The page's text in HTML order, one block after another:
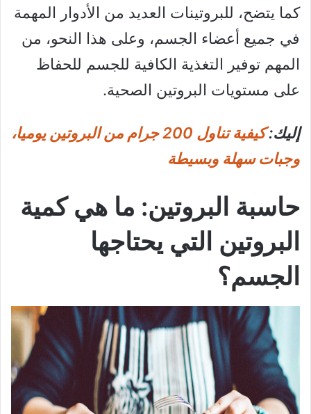
كما يتضح، للبروتينات العديد من الأدوار المهمة
في جميع أعضاء الجسم، وعلى هذا النحو، من
المهم توفير التغذية الكافية للجسم للحفاظ
على مستويات البروتين الصحية.
إليك:
كيفية تناول 200 جرام من البروتين يوميا،
وجبات سهلة وبسيطة
حاسبة البروتين: ما هي كمية
البروتين التي يحتاجها
الجسم؟